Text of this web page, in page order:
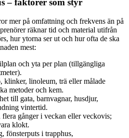
– faktorer som styr
mer på omfattning och frekvens än på
räknar tid och material utifrån
hur ytorna ser ut och hur ofta de ska
mest:
och yta per plan (tillgängliga
klinker, linoleum, trä eller målade
metoder och kem.
till gata, barnvagnar, husdjur,
vintertid.
gånger i veckan eller veckovis;
klokt.
fönsterputs i trapphus,